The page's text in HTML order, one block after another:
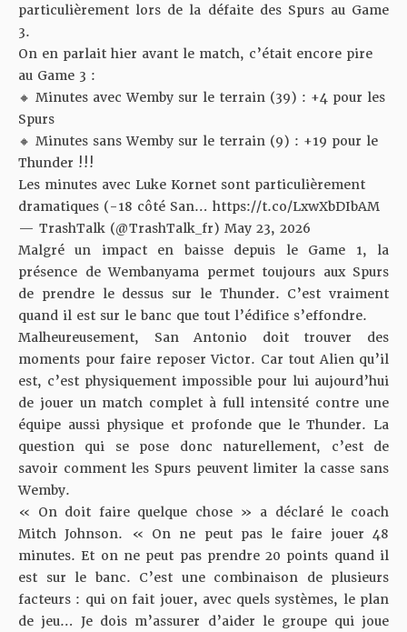
particulièrement lors de la défaite des Spurs au Game
3.
On en parlait hier avant le match, c’était encore pire
au Game 3 :
🔸 Minutes avec Wemby sur le terrain (39) : +4 pour les
Spurs
🔸 Minutes sans Wemby sur le terrain (9) : +19 pour le
Thunder !!!
Les minutes avec Luke Kornet sont particulièrement
dramatiques (-18 côté San… https://t.co/LxwXbDIbAM
— TrashTalk (@TrashTalk_fr) May 23, 2026
Malgréun impact en baissedepuis le Game 1, la
présence de Wembanyama permet toujours aux Spurs
de prendre le dessus sur le Thunder. C’est vraiment
quand il est sur le banc que tout l’édifice s’effondre.
Malheureusement, San Antonio doit trouver des
moments pour faire reposer Victor. Car tout Alien qu’il
est, c’est physiquement impossible pour lui aujourd’hui
de jouer un match complet à full intensité contre une
équipe aussi physique et profonde que le Thunder. La
question qui se pose donc naturellement, c’est de
savoir comment les Spurs peuvent limiter la casse sans
Wemby.
« On doit faire quelque chose » a déclaré le coach
Mitch Johnson. « On ne peut pas le faire jouer 48
minutes. Et on ne peut pas prendre 20 points quand il
est sur le banc. C’est une combinaison de plusieurs
facteurs : qui on fait jouer, avec quels systèmes, le plan
de jeu… Je dois m’assurer d’aider le groupe qui joue